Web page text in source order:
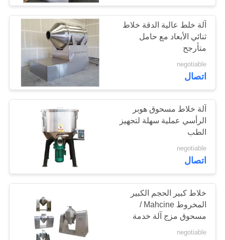
آلة التحبيب اللوحي
22
فرن تجفيف صناعي
10
آلة خلط عالية الدقة خلاط
ثنائي الأبعاد مع حامل
متأرجح
negotiable
اتصال
آلة خلاط مسحوق هوبر
الرأسي عملية سهلة لتجهيز
الطب
negotiable
اتصال
خلاط كبير الحجم الكبير
المخروط Mahcine /
مسحوق مزج آلة خدمة
الحياة الطويلة
negotiable